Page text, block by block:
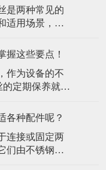
基或未变性
使用三聚氰醇
两种常见的
适用场景，在
螺丝是由
，能够长期使
时具有高压强
以普通钢螺栓
握这些要点！
作为设备的不
定期保养就显
一些问题，在
面。​一，去杂
用硅酸盐清
所以为防止出
各种配件呢？
接或固定两
们由不锈钢制